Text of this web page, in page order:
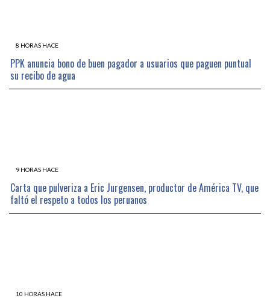
8 HORAS HACE
PPK anuncia bono de buen pagador a usuarios que paguen puntual
su recibo de agua
9 HORAS HACE
Carta que pulveriza a Eric Jurgensen, productor de América TV, que
faltó el respeto a todos los peruanos
10 HORAS HACE